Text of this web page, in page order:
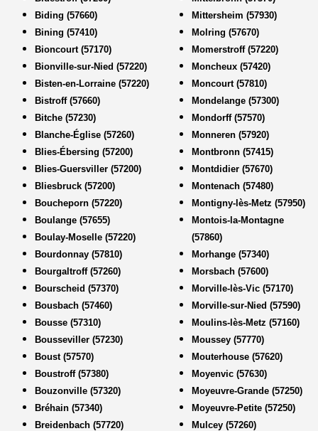
Biding (57660)
Bining (57410)
Bioncourt (57170)
Bionville-sur-Nied (57220)
Bisten-en-Lorraine (57220)
Bistroff (57660)
Bitche (57230)
Blanche-Église (57260)
Blies-Ébersing (57200)
Blies-Guersviller (57200)
Bliesbruck (57200)
Boucheporn (57220)
Boulange (57655)
Boulay-Moselle (57220)
Bourdonnay (57810)
Bourgaltroff (57260)
Bourscheid (57370)
Bousbach (57460)
Bousse (57310)
Bousseviller (57230)
Boust (57570)
Boustroff (57380)
Bouzonville (57320)
Bréhain (57340)
Breidenbach (57720)
Mittersheim (57930)
Molring (57670)
Momerstroff (57220)
Moncheux (57420)
Moncourt (57810)
Mondelange (57300)
Mondorff (57570)
Monneren (57920)
Montbronn (57415)
Montdidier (57670)
Montenach (57480)
Montigny-lès-Metz (57950)
Montois-la-Montagne
(57860)
Morhange (57340)
Morsbach (57600)
Morville-lès-Vic (57170)
Morville-sur-Nied (57590)
Moulins-lès-Metz (57160)
Moussey (57770)
Mouterhouse (57620)
Moyenvic (57630)
Moyeuvre-Grande (57250)
Moyeuvre-Petite (57250)
Mulcey (57260)